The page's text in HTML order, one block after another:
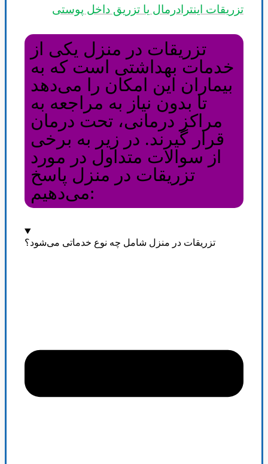
تزریقات اینترادرمال یا تزریق داخل پوستی
تزریقات در منزل یکی از
خدمات بهداشتی است که به
بیماران این امکان را می‌دهد
تا بدون نیاز به مراجعه به
مراکز درمانی، تحت درمان
قرار گیرند. در زیر به برخی
از سوالات متداول در مورد
تزریقات در منزل پاسخ
می‌دهیم:
تزریقات در منزل شامل چه نوع خدماتی می‌شود؟